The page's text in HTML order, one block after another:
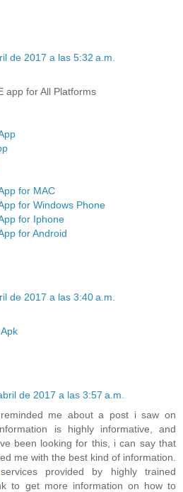
de 2017 a las 5:32 a.m.
app for All Platforms
for MAC
for Windows Phone
for Iphone
for Android
de 2017 a las 3:40 a.m.
de 2017 a las 3:57 a.m.
me about a post i saw on
is highly informative, and
been looking for this, i can say that
me with the best kind of information.
provided by highly trained
to get more information on how to